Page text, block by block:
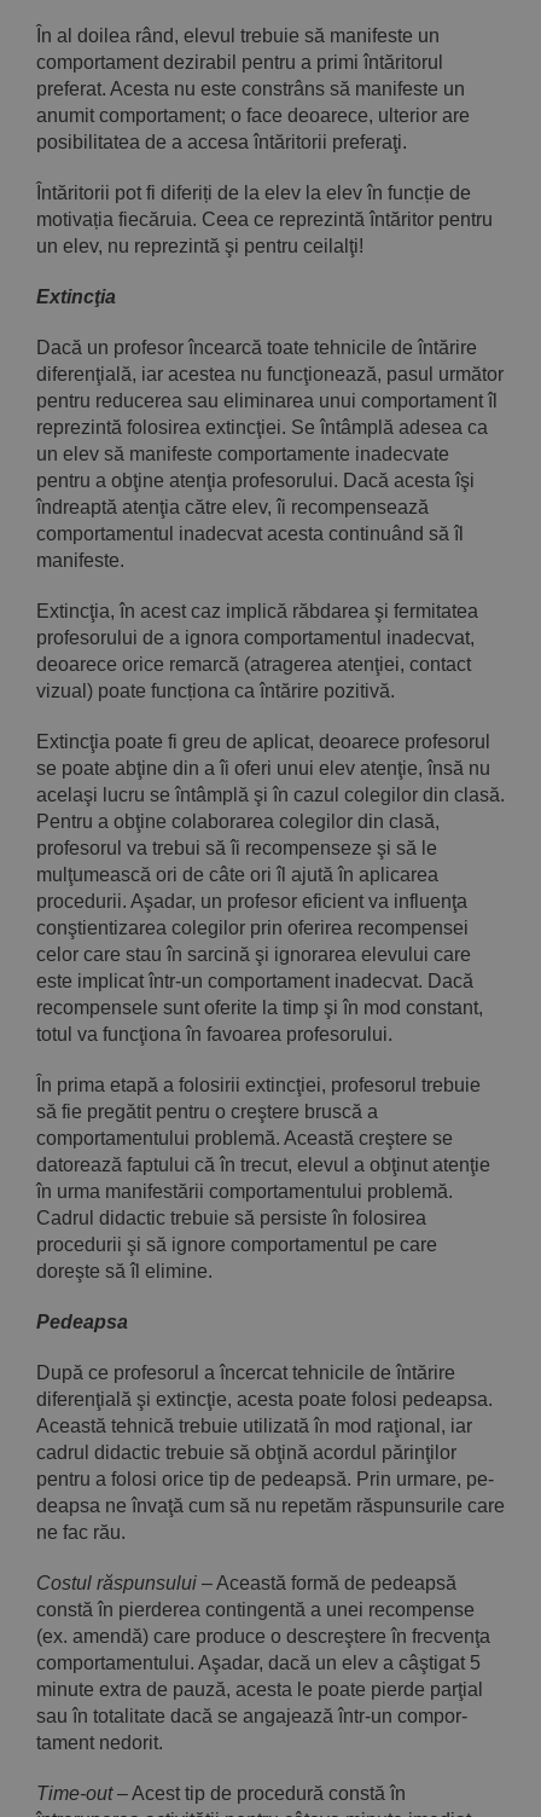
În al doilea rând, elevul trebuie să manifeste un
comporta­ment dezirabil pentru a primi întăritorul
preferat. Acesta nu este constrâns să manifeste un
anumit comportament; o face deoarece, ulterior are
posibilitatea de a accesa întăritorii preferaţi.
Întăritorii pot fi diferiți de la elev la elev în funcție de
motiva­ția fiecăruia. Ceea ce reprezintă întăritor pentru
un elev, nu repre­zintă şi pentru ceilalţi!
Extincţia
Dacă un profesor încearcă toate tehnicile de întărire
diferenţială, iar acestea nu funcţionează, pasul următor
pentru reducerea sau eliminarea unui comportament îl
reprezintă folosirea extincţiei. Se întâmplă adesea ca
un elev să manifeste comportamente inadec­vate
pentru a obţine atenţia profesorului. Dacă acesta îşi
îndreap­tă atenţia către elev, îi recompensează
comportamentul inadecvat acesta continuând să îl
manifeste.
Extincţia, în acest caz implică răbdarea şi fermitatea
profeso­rului de a ignora comportamentul inadecvat,
deoarece orice remarcă (atragerea atenţiei, contact
vizual) poate funcționa ca întărire pozitivă.
Extincţia poate fi greu de aplicat, deoarece profesorul
se poate abţine din a îi oferi unui elev atenţie, însă nu
acelaşi lucru se întâmplă şi în cazul colegilor din clasă.
Pentru a obţine colaborarea colegilor din clasă,
profesorul va trebui să îi recompenseze şi să le
mulţumeas­că ori de câte ori îl ajută în aplicarea
procedurii. Aşadar, un profesor eficient va influenţa
conştientizarea colegilor prin oferirea recompen­sei
celor care stau în sarcină şi ignorarea elevului care
este implicat într-un comportament inadecvat. Dacă
recompensele sunt oferite la timp şi în mod constant,
totul va funcţiona în favoarea profesorului.
În prima etapă a folosirii extincţiei, profesorul trebuie
să fie pregătit pentru o creştere bruscă a
comportamentului problemă. Această creştere se
datorează faptului că în trecut, elevul a obţinut atenţie
în urma manifestării comportamentului problemă.
Cadrul didactic trebuie să persiste în folosirea
procedurii şi să ignore com­portamentul pe care
doreşte să îl elimine.
Pedeapsa
După ce profesorul a încercat tehnicile de întărire
diferenţială şi extincţie, acesta poate folosi pedeapsa.
Această tehnică trebuie uti­lizată în mod raţional, iar
cadrul didactic trebuie să obţină acordul părinţilor
pentru a folosi orice tip de pedeapsă. Prin urmare, pe­
deapsa ne învaţă cum să nu repetăm răspunsurile care
ne fac rău.
Costul răspunsului – Această formă de pedeapsă
constă în pierderea contingen­tă a unei recompense
(ex. amendă) care produce o descreş­tere în frecvenţa
comportamentului. Aşadar, dacă un elev a câştigat 5
minute extra de pauză, acesta le poate pierde parţial
sau în totalitate dacă se angajează într-un compor­
tament nedorit.
Time-out– Acest tip de procedură constă în